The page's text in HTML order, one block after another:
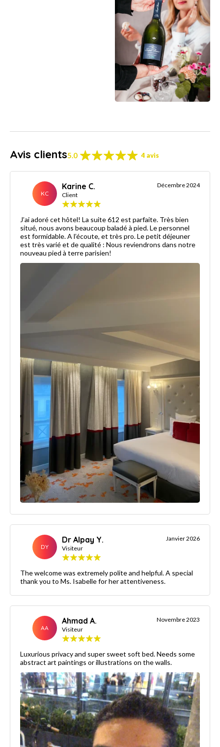
Avis clients5.0 4 avis
KC
Karine C.
Client
Décembre 2024
J’ai adoré cet hôtel! La suite 612 est parfaite. Très bien
situé, nous avons beaucoup baladé à pied. Le personnel
est formidable. A l’écoute, et très pro. Le petit déjeuner
est très varié et de qualité : Nous reviendrons dans notre
nouveau pied à terre parisien!
DY
Dr Alpay Y.
Visiteur
Janvier 2026
The welcome was extremely polite and helpful. A special
thank you to Ms. Isabelle for her attentiveness.
AA
Ahmad A.
Visiteur
Novembre 2023
Luxurious privacy and super sweet soft bed. Needs some
abstract art paintings or illustrations on the walls.